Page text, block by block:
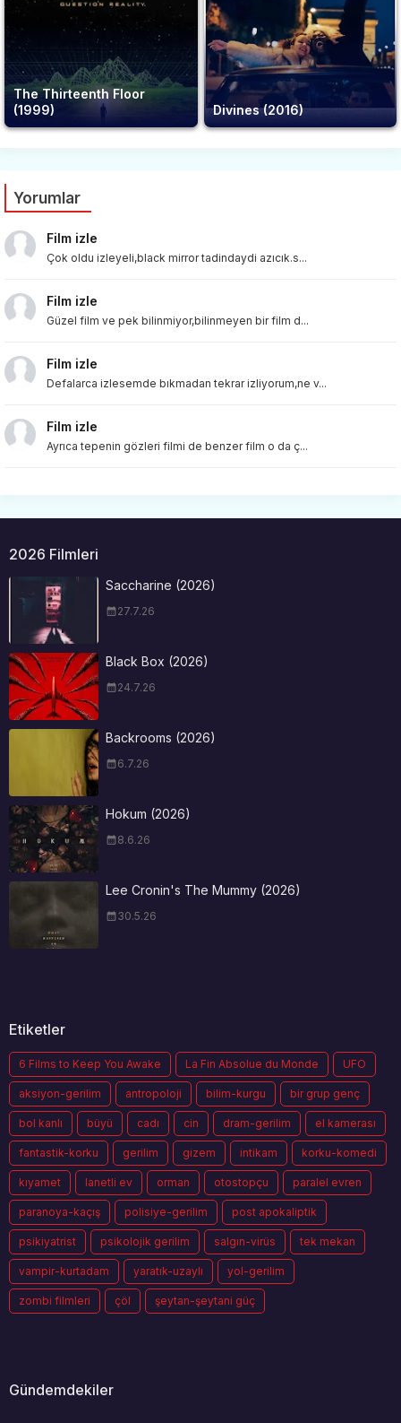
The Thirteenth Floor
(1999)
Divines (2016)
Yorumlar
Film izle
Çok oldu izleyeli,black mirror tadindaydi azıcık.s...
Film izle
Güzel film ve pek bilinmiyor,bilinmeyen bir film d...
Film izle
Defalarca izlesemde bıkmadan tekrar izliyorum,ne v...
Film izle
Ayrıca tepenin gözleri filmi de benzer film o da ç...
2026 Filmleri
Saccharine (2026)
27.7.26
Black Box (2026)
24.7.26
Backrooms (2026)
6.7.26
Hokum (2026)
8.6.26
Lee Cronin's The Mummy (2026)
30.5.26
Etiketler
6 Films to Keep You Awake La Fin Absolue du Monde UFO
aksiyon-gerilim antropoloji bilim-kurgu bir grup genç
bol kanlı büyü cadı cin dram-gerilim el kamerası
fantastik-korku gerilim gizem intikam korku-komedi
kıyamet lanetli ev orman otostopçu paralel evren
paranoya-kaçış polisiye-gerilim post apokaliptik
psikiyatrist psikolojik gerilim salgın-virüs tek mekan
vampir-kurtadam yaratık-uzaylı yol-gerilim
zombi filmleri çöl şeytan-şeytani güç
Gündemdekiler